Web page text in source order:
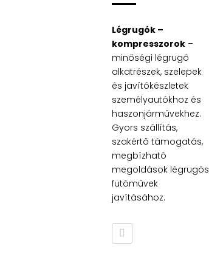
Légrugók –
kompresszorok –
minőségi légrugó
alkatrészek, szelepek
és javítókészletek
személyautókhoz és
haszonjárművekhez.
Gyors szállítás,
szakértő támogatás,
megbízható
megoldások légrugós
futóművek
javításához.